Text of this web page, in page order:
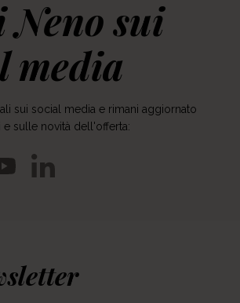
Neno sui
media
sui social media e rimani aggiornato
sulle novità dell'offerta: